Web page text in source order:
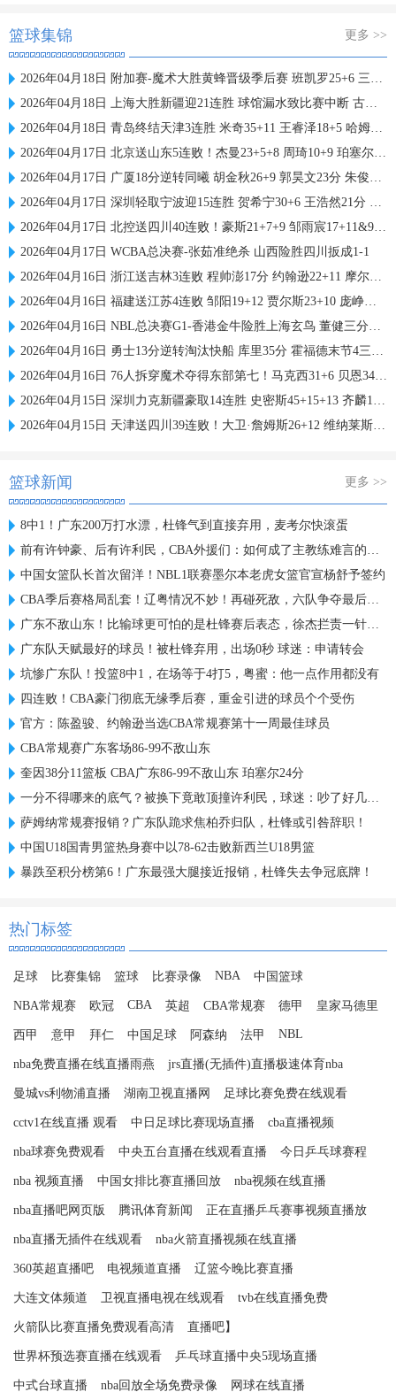
篮球集锦 更多 >>
2026年04月18日 附加赛-魔术大胜黄蜂晋级季后赛 班凯罗25+6 三球第三节21分
2026年04月18日 上海大胜新疆迎21连胜 球馆漏水致比赛中断 古德温三节21+11
2026年04月18日 青岛终结天津3连胜 米奇35+11 王睿泽18+5 哈姆雷特46+5+5
2026年04月17日 北京送山东5连败！杰曼23+5+8 周琦10+9 珀塞尔18+7+10
2026年04月17日 广厦18分逆转同曦 胡金秋26+9 郭昊文23分 朱俊龙8+12
2026年04月17日 深圳轻取宁波迎15连胜 贺希宁30+6 王浩然21分 杰克逊34分
2026年04月17日 北控送四川40连败！豪斯21+7+9 邹雨宸17+11&9前场板
2026年04月17日 WCBA总决赛-张茹准绝杀 山西险胜四川扳成1-1
2026年04月16日 浙江送吉林3连败 程帅澎17分 约翰逊22+11 摩尔19+6
2026年04月16日 福建送江苏4连败 邹阳19+12 贾尔斯23+10 庞峥麟11中3
2026年04月16日 NBL总决赛G1-香港金牛险胜上海玄鸟 董健三分绝杀 拉维特32分
2026年04月16日 勇士13分逆转淘汰快船 库里35分 霍福德末节4三分 伦纳德21分
2026年04月16日 76人拆穿魔术夺得东部第七！马克西31+6 贝恩34分 班凯罗迷失
2026年04月15日 深圳力克新疆豪取14连胜 史密斯45+15+13 齐麟17分
2026年04月15日 天津送四川39连败！大卫·詹姆斯26+12 维纳莱斯33+5+12
篮球新闻 更多 >>
8中1！广东200万打水漂，杜锋气到直接弃用，麦考尔快滚蛋
前有许钟豪、后有许利民，CBA外援们：如何成了主教练难言的痛？
中国女篮队长首次留洋！NBL1联赛墨尔本老虎女篮官宣杨舒予签约
CBA季后赛格局乱套！辽粤情况不妙！再碰死敌，六队争夺最后一席
广东不敌山东！比输球更可怕的是杜锋赛后表态，徐杰拦责一针见血
广东队天赋最好的球员！被杜锋弃用，出场0秒 球迷：申请转会
坑惨广东队！投篮8中1，在场等于4打5，粤蜜：他一点作用都没有
四连败！CBA豪门彻底无缘季后赛，重金引进的球员个个受伤
官方：陈盈骏、约翰逊当选CBA常规赛第十一周最佳球员
CBA常规赛广东客场86-99不敌山东
奎因38分11篮板 CBA广东86-99不敌山东 珀塞尔24分
一分不得哪来的底气？被换下竟敢顶撞许利民，球迷：吵了好几次了
萨姆纳常规赛报销？广东队跪求焦柏乔归队，杜锋或引咎辞职！
中国U18国青男篮热身赛中以78-62击败新西兰U18男篮
暴跌至积分榜第6！广东最强大腿接近报销，杜锋失去争冠底牌！
热门标签
足球 比赛集锦 篮球 比赛录像 NBA 中国篮球
NBA常规赛 欧冠 CBA 英超 CBA常规赛 德甲 皇家马德里
西甲 意甲 拜仁 中国足球 阿森纳 法甲 NBL
nba免费直播在线直播雨燕 jrs直播(无插件)直播极速体育nba
曼城vs利物浦直播 湖南卫视直播网 足球比赛免费在线观看
cctv1在线直播 观看 中日足球比赛现场直播 cba直播视频
nba球赛免费观看 中央五台直播在线观看直播 今日乒乓球赛程
nba 视频直播 中国女排比赛直播回放 nba视频在线直播
nba直播吧网页版 腾讯体育新闻 正在直播乒乓赛事视频直播放
nba直播无插件在线观看 nba火箭直播视频在线直播
360英超直播吧 电视频道直播 辽篮今晚比赛直播
大连文体频道 卫视直播电视在线观看 tvb在线直播免费
火箭队比赛直播免费观看高清 直播吧】
世界杯预选赛直播在线观看 乒乓球直播中央5现场直播
中式台球直播 nba回放全场免费录像 网球在线直播